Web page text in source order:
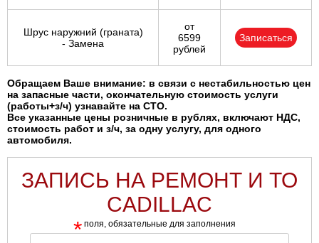
Шрус наружний (граната)
- Замена
от
6599
рублей
Записаться
Обращаем Ваше внимание: в связи с нестабильностью цен
на запасные части, окончательную стоимость услуги
(работы+з/ч) узнавайте на СТО.
Все указанные цены розничные в рублях, включают НДС,
стоимость работ и з/ч, за одну услугу, для одного
автомобиля.
ЗАПИСЬ НА РЕМОНТ И ТО
CADILLAC
* поля, обязательные для заполнения